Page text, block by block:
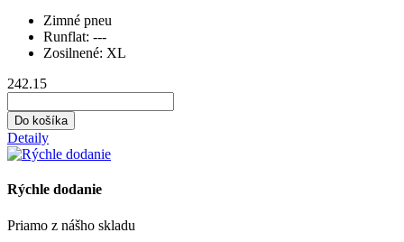
Zimné pneu
Runflat: ---
Zosilnené: XL
242.15
Do košíka
Detaily
Rýchle dodanie
Priamo z nášho skladu